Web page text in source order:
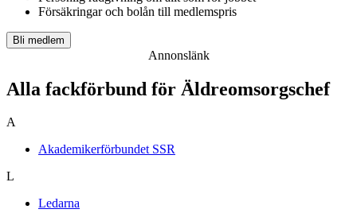
Försäkringar och bolån till medlemspris
Bli medlem
Annonslänk
Alla fackförbund för Äldreomsorgschef
A
Akademikerförbundet SSR
L
Ledarna